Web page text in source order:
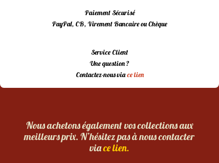
Paiement Sécurisé
PayPal, CB, Virement Bancaire ou Chèque
Service Client
Une question ?
Contactez-nous viace lien
Nous achetons également vos collections aux
meilleurs prix. N’hésitez pas à nous contacter
viace lien.